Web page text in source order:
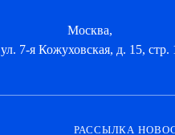
Москва,
ул. 7-я Кожуховская, д. 15, стр.
РАССЫЛКА